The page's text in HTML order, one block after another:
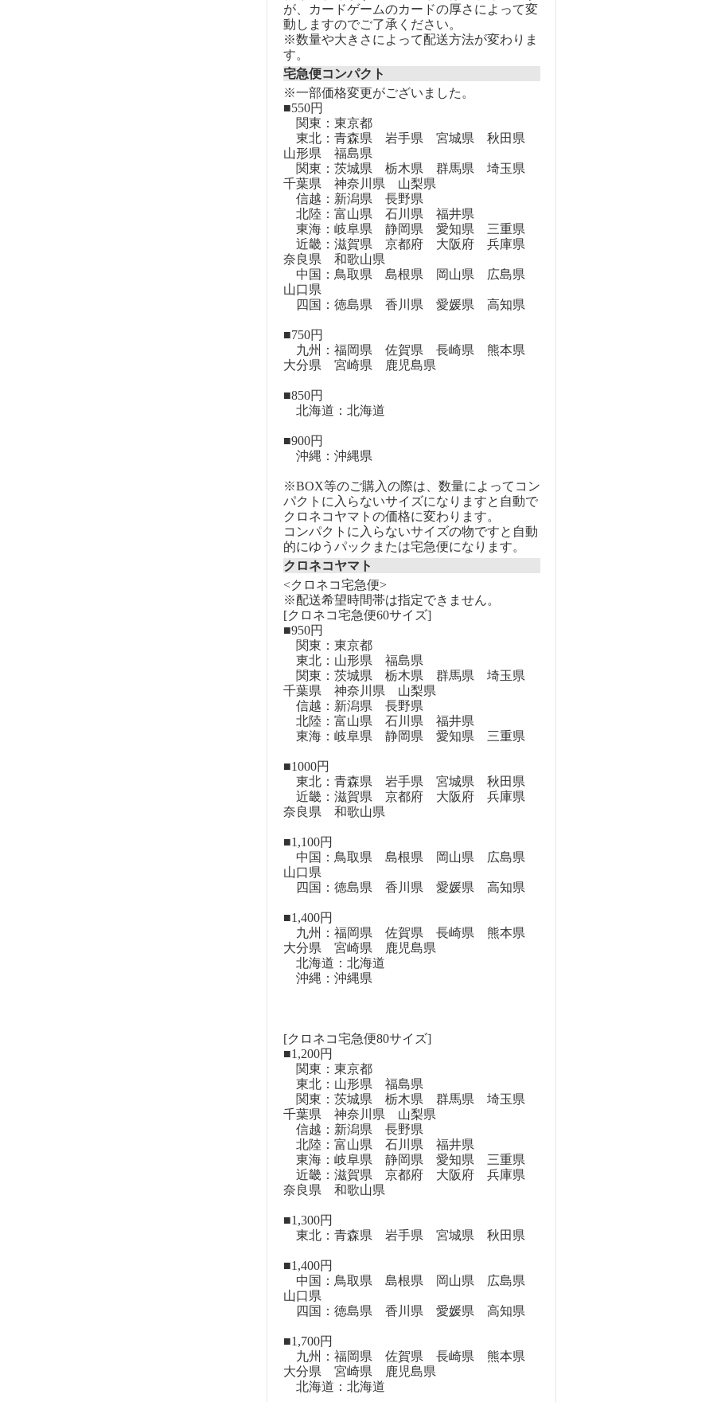
が、カードゲームのカードの厚さによって変
動しますのでご了承ください。
※数量や大きさによって配送方法が変わりま
す。
宅急便コンパクト
※一部価格変更がございました。
■550円
関東：東京都
東北：青森県 岩手県 宮城県 秋田県
山形県 福島県
関東：茨城県 栃木県 群馬県 埼玉県
千葉県 神奈川県 山梨県
信越：新潟県 長野県
北陸：富山県 石川県 福井県
東海：岐阜県 静岡県 愛知県 三重県
近畿：滋賀県 京都府 大阪府 兵庫県
奈良県 和歌山県
中国：鳥取県 島根県 岡山県 広島県
山口県
四国：徳島県 香川県 愛媛県 高知県
■750円
九州：福岡県 佐賀県 長崎県 熊本県
大分県 宮崎県 鹿児島県
■850円
北海道：北海道
■900円
沖縄：沖縄県
※BOX等のご購入の際は、数量によってコン
パクトに入らないサイズになりますと自動で
クロネコヤマトの価格に変わります。
コンパクトに入らないサイズの物ですと自動
的にゆうパックまたは宅急便になります。
クロネコヤマト
<クロネコ宅急便>
※配送希望時間帯は指定できません。
[クロネコ宅急便60サイズ]
■950円
関東：東京都
東北：山形県 福島県
関東：茨城県 栃木県 群馬県 埼玉県
千葉県 神奈川県 山梨県
信越：新潟県 長野県
北陸：富山県 石川県 福井県
東海：岐阜県 静岡県 愛知県 三重県
■1000円
東北：青森県 岩手県 宮城県 秋田県
近畿：滋賀県 京都府 大阪府 兵庫県
奈良県 和歌山県
■1,100円
中国：鳥取県 島根県 岡山県 広島県
山口県
四国：徳島県 香川県 愛媛県 高知県
■1,400円
九州：福岡県 佐賀県 長崎県 熊本県
大分県 宮崎県 鹿児島県
北海道：北海道
沖縄：沖縄県
[クロネコ宅急便80サイズ]
■1,200円
関東：東京都
東北：山形県 福島県
関東：茨城県 栃木県 群馬県 埼玉県
千葉県 神奈川県 山梨県
信越：新潟県 長野県
北陸：富山県 石川県 福井県
東海：岐阜県 静岡県 愛知県 三重県
近畿：滋賀県 京都府 大阪府 兵庫県
奈良県 和歌山県
■1,300円
東北：青森県 岩手県 宮城県 秋田県
■1,400円
中国：鳥取県 島根県 岡山県 広島県
山口県
四国：徳島県 香川県 愛媛県 高知県
■1,700円
九州：福岡県 佐賀県 長崎県 熊本県
大分県 宮崎県 鹿児島県
北海道：北海道